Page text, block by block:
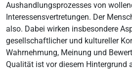
Aushandlungsprozesses von
Interessensvertretungen. Der
also. Dabei wirken insbesondere
gesellschaftlicher und kultureller
Wahrnehmung, Meinung und
Qualität ist vor diesem Hintergrund